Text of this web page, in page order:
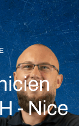
- Nice